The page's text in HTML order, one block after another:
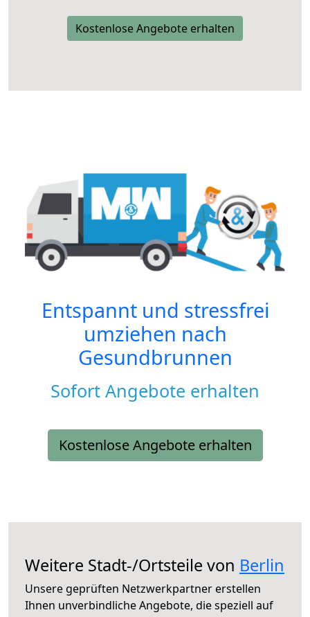
Kostenlose Angebote erhalten
Entspannt und stressfrei
umziehen nach
Gesundbrunnen
Sofort Angebote erhalten
Kostenlose Angebote erhalten
Weitere Stadt-/Ortsteile von Berlin
Unsere geprüften Netzwerkpartner erstellen
Ihnen unverbindliche Angebote, die speziell auf